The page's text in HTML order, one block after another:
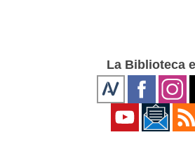
La Biblioteca